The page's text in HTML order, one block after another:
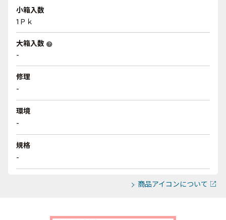
小箱入数
1Ｐｋ
大箱入数 help
-
修理
-
環境
-
規格
-
商品アイコンについて